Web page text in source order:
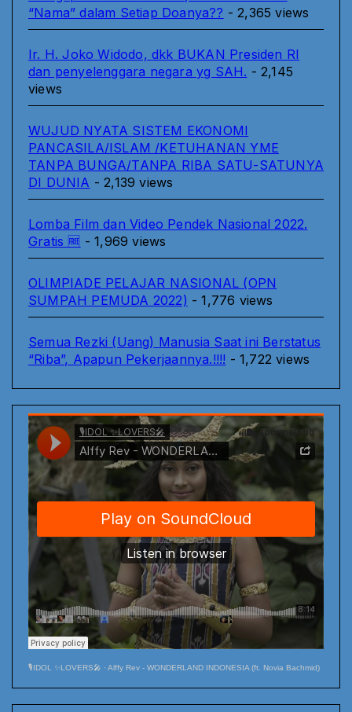
“Nama” dalam Setiap Doanya?? - 2,365 views
Ir. H. Joko Widodo, dkk BUKAN Presiden RI
dan penyelenggara negara yg SAH. - 2,145
views
WUJUD NYATA SISTEM EKONOMI
PANCASILA/ISLAM /KETUHANAN YME
TANPA BUNGA/TANPA RIBA SATU-SATUNYA
DI DUNIA - 2,139 views
Lomba Film dan Video Pendek Nasional 2022.
Gratis 🆓 - 1,969 views
OLIMPIADE PELAJAR NASIONAL (OPN
SUMPAH PEMUDA 2022) - 1,776 views
Semua Rezki (Uang) Manusia Saat ini Berstatus
“Riba”, Apapun Pekerjaannya.!!!! - 1,722 views
🎙️IDOL ✨LOVERS🎤 · Alffy Rev - WONDERLAND INDONESIA (ft. Novia Bachmid)